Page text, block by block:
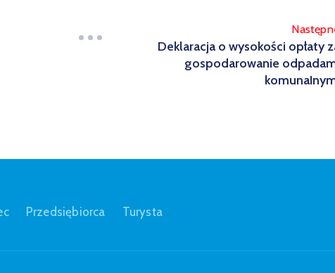
Deklaracja o wysokości opłaty
gospodarowanie
Przedsiębiorca Turysta